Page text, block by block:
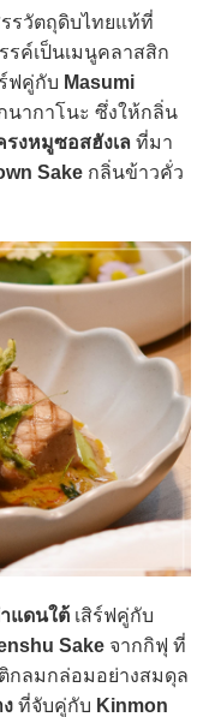
วัตถุดิบไทยแท้ที่
ค์เป็นเมนูคลาสสิก
ฟคู่กับ Masumi
นากาโนะ ซึ่งให้กลิ่น
รงหมูซอสฮังเล ที่มา
Sake กลิ่นข้าวคั่ว
แดนใต้ เสิร์ฟคู่กับ
Sake จากกิฟุ ที่
กลมกล่อมอย่างสมดุล
ที่จับคู่กับ Kinmon